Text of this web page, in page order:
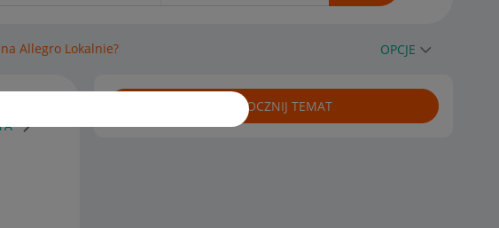
Allegro Lokalnie? OPCJE
ROZPOCZNIJ TEMAT